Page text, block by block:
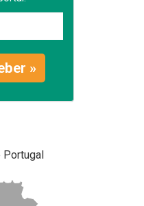
»
Portugal